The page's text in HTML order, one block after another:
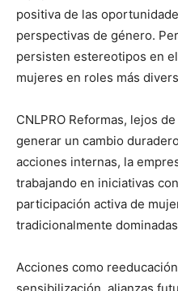
positiva de las
perspectivas de género.
persisten estereotipos en
mujeres en roles más
CNLPRO Reformas, lejos
generar un cambio
acciones internas, la
trabajando en iniciativas
participación activa de
tradicionalmente
Acciones como